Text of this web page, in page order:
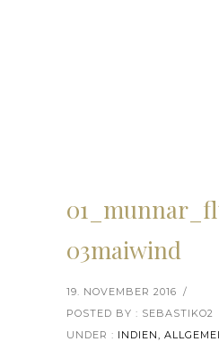
03maiwind
19. NOVEMBER 2016 /
POSTED BY : SEBASTIKO2
UNDER : INDIEN,